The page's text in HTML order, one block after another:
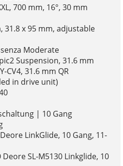
700 mm, 16°, 30 mm
31.8 x 95 mm, adjustable
Moderate
Suspension, 31.6 mm
CV4, 31.6 mm QR
in drive unit)
| 10 Gang
LinkGlide, 10 Gang, 11-
SL-M5130 Linkglide, 10